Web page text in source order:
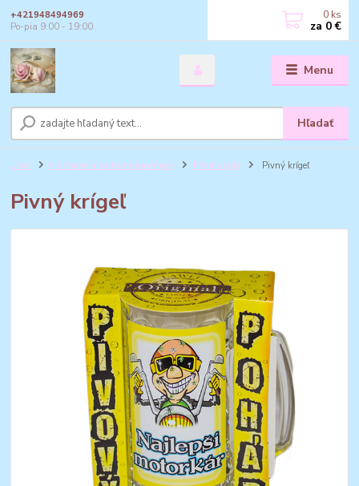
Menu
Hľadať
+421948494969
Po-pia 9:00 - 19:00
0 ks
za 0 €
Úvod Humorné a žartovné predmety Pivné krígle Pivný krígeľ
Pivný krígeľ